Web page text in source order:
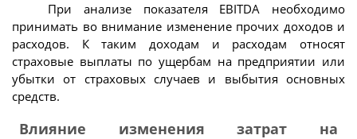
При анализе показателя EBITDA необходимо
принимать во внимание изменение прочих доходов и
расходов. К таким доходам и расходам относят
страховые выплаты по ущербам на предприятии или
убытки от страховых случаев и выбытия основных
средств.
Влияние изменения затрат на